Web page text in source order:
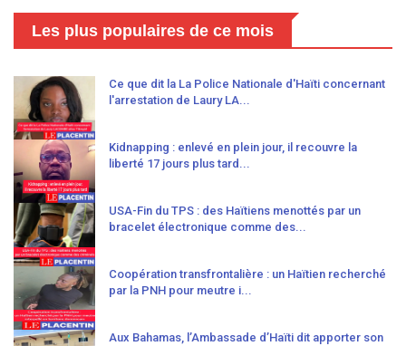
Les plus populaires de ce mois
Ce que dit la La Police Nationale d'Haïti concernant
l'arrestation de Laury LA...
Kidnapping : enlevé en plein jour, il recouvre la
liberté 17 jours plus tard...
USA-Fin du TPS : des Haïtiens menottés par un
bracelet électronique comme des...
Coopération transfrontalière : un Haïtien recherché
par la PNH pour meutre i...
Aux Bahamas, l’Ambassade d’Haïti dit apporter son